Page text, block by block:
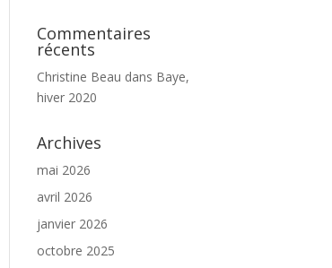
Commentaires
récents
Christine Beau dans Baye,
hiver 2020
Archives
mai 2026
avril 2026
janvier 2026
octobre 2025